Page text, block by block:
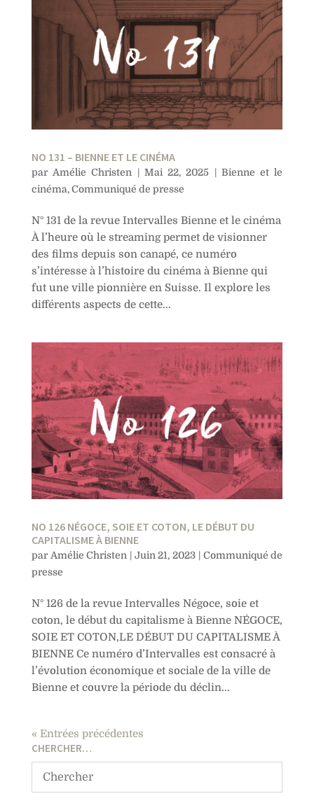
NO 131 – BIENNE ET LE CINÉMA
par Amélie Christen | Mai 22, 2025 | Bienne et le
cinéma,Communiqué de presse
N° 131 de la revue Intervalles Bienne et le cinéma
À l’heure où le streaming permet de visionner
des films depuis son canapé, ce numéro
s’intéresse à l’histoire du cinéma à Bienne qui
fut une ville pionnière en Suisse. Il explore les
différents aspects de cette...
NO 126 NÉGOCE, SOIE ET COTON, LE DÉBUT DU
CAPITALISME À BIENNE
par Amélie Christen | Juin 21, 2023 | Communiqué de
presse
N° 126 de la revue Intervalles Négoce, soie et
coton, le début du capitalisme à Bienne NÉGOCE,
SOIE ET COTON,LE DÉBUT DU CAPITALISME À
BIENNE Ce numéro d’Intervalles est consacré à
l’évolution économique et sociale de la ville de
Bienne et couvre la période du déclin...
« Entrées précédentes
CHERCHER…